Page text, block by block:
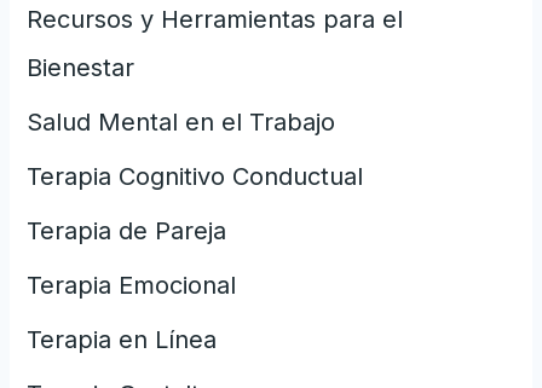
Recursos y Herramientas para el
Bienestar
Salud Mental en el Trabajo
Terapia Cognitivo Conductual
Terapia de Pareja
Terapia Emocional
Terapia en Línea